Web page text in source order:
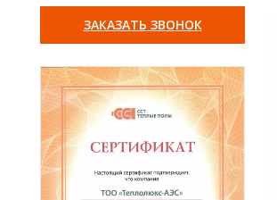
ЗАКАЗАТЬ ЗВОНОК